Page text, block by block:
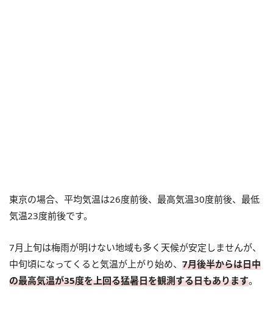
東京の場合、平均気温は26度前後、最高気温30度前後、最低
気温23度前後です。
7月上旬は梅雨が明けない地域も多く天候が安定しませんが、
中旬頃になってくると気温が上がり始め、 7月後半からは日中
の最高気温が35度を上回る猛暑日を観測する日もあります。